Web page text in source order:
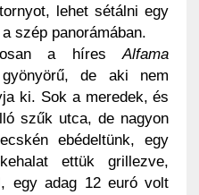
lehet sétálni egy
szép panorámában.
a híresAlfama
de aki nem
ki. Sok a meredek, és
szűk utca, de nagyon
ebédeltünk, egy
ettük grillezve,
egy adag 12 euró volt